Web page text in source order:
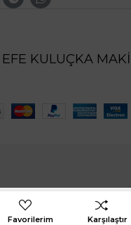
Favorilerim Karşılaştır
KULUÇKA